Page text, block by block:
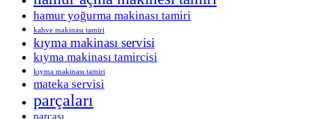
hamur yoğurma makinası tamiri
kahve makinası tamiri
kıyma makinası servisi
kıyma makinası tamircisi
kıyma makinası tamiri
mateka servisi
parçaları
parçası